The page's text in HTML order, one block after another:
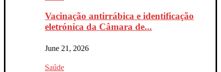
Vacinação antirrábica e identificação
eletrónica da Câmara de...
June 21, 2026
Saúde